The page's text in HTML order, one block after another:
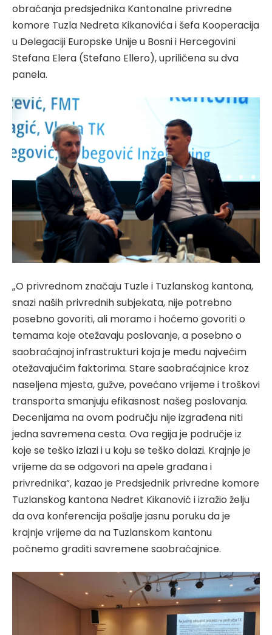
obraćanja predsjednika Kantonalne privredne
komore Tuzla Nedreta Kikanovića i šefa Kooperacija
u Delegaciji Europske Unije u Bosni i Hercegovini
Stefana Elera (Stefano Ellero), upriličena su dva
panela.
„O privrednom značaju Tuzle i Tuzlanskog kantona,
snazi naših privrednih subjekata, nije potrebno
posebno govoriti, ali moramo i hoćemo govoriti o
temama koje otežavaju poslovanje, a posebno o
saobraćajnoj infrastrukturi koja je među najvećim
otežavajućim faktorima. Stare saobraćajnice kroz
naseljena mjesta, gužve, povećano vrijeme i troškovi
transporta smanjuju efikasnost našeg poslovanja.
Decenijama na ovom području nije izgrađena niti
jedna savremena cesta. Ova regija je područje iz
koje se teško izlazi i u koju se teško dolazi. Krajnje je
vrijeme da se odgovori na apele građana i
privrednika“, kazao je Predsjednik privredne komore
Tuzlanskog kantona Nedret Kikanović i izražio želju
da ova konferencija pošalje jasnu poruku da je
krajnje vrijeme da na Tuzlanskom kantonu
počnemo graditi savremene saobraćajnice.